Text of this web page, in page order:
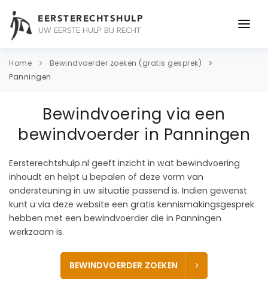
EERSTERECHTSHULP
UW EERSTE HULP BIJ RECHT
ONDERWERPEN
ADVOCAAT
OVER ONS
CONTACT
Home
Bewindvoerder zoeken (gratis gesprek)
Panningen
Bewindvoering via een
bewindvoerder in Panningen
Eersterechtshulp.nl geeft inzicht in wat bewindvoering
inhoudt en helpt u bepalen of deze vorm van
ondersteuning in uw situatie passend is. Indien gewenst
kunt u via deze website een gratis kennismakingsgesprek
hebben met een bewindvoerder die in Panningen
werkzaam is.
BEWINDVOERDER ZOEKEN